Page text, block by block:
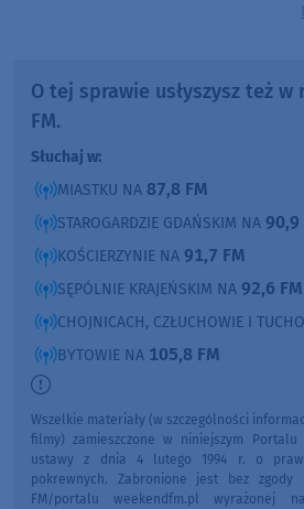
O tej sprawie usłyszysz też w
FM.
Słuchaj w:
MIASTKU NA 87,8 FM
STAROGARDZIE GDAŃSKIM NA 90,9
KOŚCIERZYNIE NA 91,7 FM
SĘPÓLNIE KRAJEŃSKIM NA 92,6 FM
CHOJNICACH, CZŁUCHOWIE I
BYTOWIE NA 105,8 FM
Wszelkie materiały (w szczególności
filmy) zamieszczone w niniejszym
ustawy z dnia 4 lutego 1994 r. o
pokrewnych. Zabronione jest bez zgody
FM/portalu weekendfm.pl wyrażonej